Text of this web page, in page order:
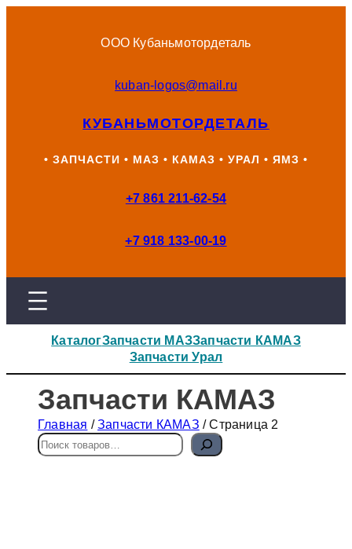
ООО Кубаньмотордеталь
kuban-logos@mail.ru
КУБАНЬМОТОРДЕТАЛЬ
• ЗАПЧАСТИ • МАЗ • КАМАЗ • УРАЛ • ЯМЗ •
+7 861 211-62-54
+7 918 133-00-19
КаталогЗапчасти МАЗЗапчасти КАМАЗ
Запчасти Урал
Запчасти КАМАЗ
Главная /Запчасти КАМАЗ / Страница 2
П
о